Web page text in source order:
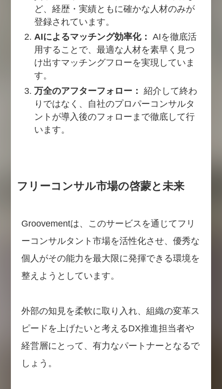
ど、経歴・実績ともに確かな人材のみが
登録されています。
AIによるマッチング効率化： AIを徹底活
用することで、最適な人材を素早く見つ
け出すマッチングフローを実現していま
す。
万全のアフターフォロー： 紹介して終わ
りではなく、自社のプロパーコンサルタ
ントが導入後のフォローまで徹底して行
います。
フリーコンサル市場の啓蒙と未来
Groovementは、このサービスを通じてフリ
ーコンサルタント市場を活性化させ、優秀な
個人がその能力を最大限に発揮できる環境を
整えようとしています。
外部の知見を柔軟に取り入れ、組織の変革ス
ピードを上げたいと考えるDX推進担当者や
経営層にとって、有力なパートナーとなるで
しょう。